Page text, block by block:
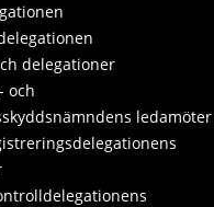
runt frasen
delegationer
och
ledamöter